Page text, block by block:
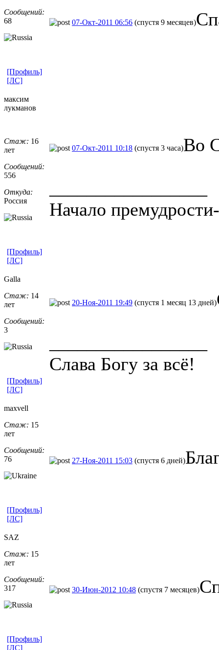
Сообщений:
68
07-Окт-2011 06:56 (спустя 9 месяцев)
[Профиль]
[ЛС]
максим
лукманов
Стаж: 16
лет
Сообщений:
556
Откуда:
Россия
07-Окт-2011 10:18 (спустя 3 часа)Во
Начало
[Профиль]
[ЛС]
Galla
Стаж: 14
лет
Сообщений:
3
20-Ноя-2011 19:49 (спустя 1 месяц 13 дней)
Слава Богу за всё!
[Профиль]
[ЛС]
maxvell
Стаж: 15
лет
Сообщений:
76
27-Ноя-2011 15:03 (спустя 6 дней)
[Профиль]
[ЛС]
SAZ
Стаж: 15
лет
Сообщений:
317
30-Июн-2012 10:48 (спустя 7 месяцев)
[Профиль]
[ЛС]